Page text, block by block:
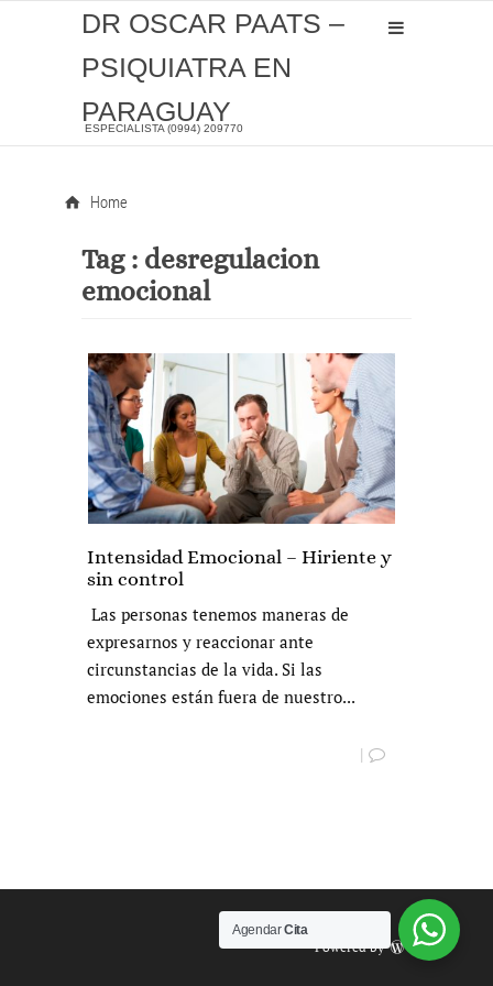
DR OSCAR PAATS –
PSIQUIATRA EN
PARAGUAY
ESPECIALISTA (0994) 209770
Home
Tag : desregulacion
emocional
Intensidad Emocional – Hiriente y
sin control
Las personas tenemos maneras de
expresarnos y reaccionar ante
circunstancias de la vida. Si las
emociones están fuera de nuestro...
|
AgendarCita
Powered by